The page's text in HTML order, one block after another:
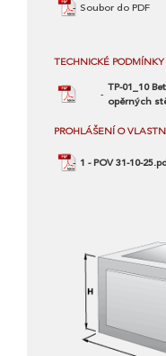
Soubor do PDF
TECHNICKÉ
TP-01_10
opěrných
PROHLÁŠENÍ O
1 - POV 31-10-